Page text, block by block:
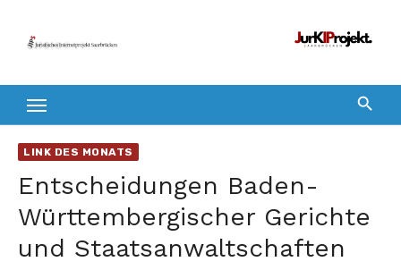
Inhalt
LINK DES MONATS
Entscheidungen Baden-
Württembergischer Gerichte
und Staatsanwaltschaften